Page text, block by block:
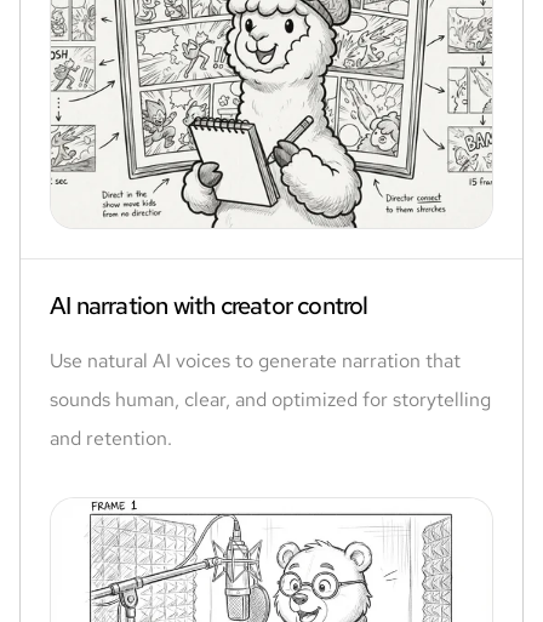
AI narration with creator control
Use natural AI voices to generate narration that
sounds human, clear, and optimized for storytelling
and retention.